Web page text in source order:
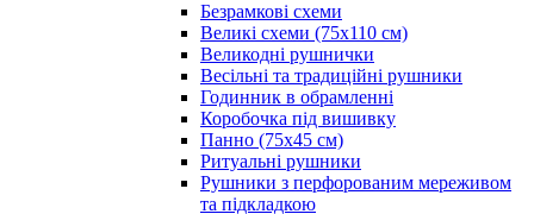
Безрамкові схеми
Великі схеми (75х110 см)
Великодні рушнички
Весільні та традиційні рушники
Годинник в обрамленні
Коробочка під вишивку
Панно (75х45 см)
Ритуальні рушники
Рушники з перфорованим мереживом
та підкладкою